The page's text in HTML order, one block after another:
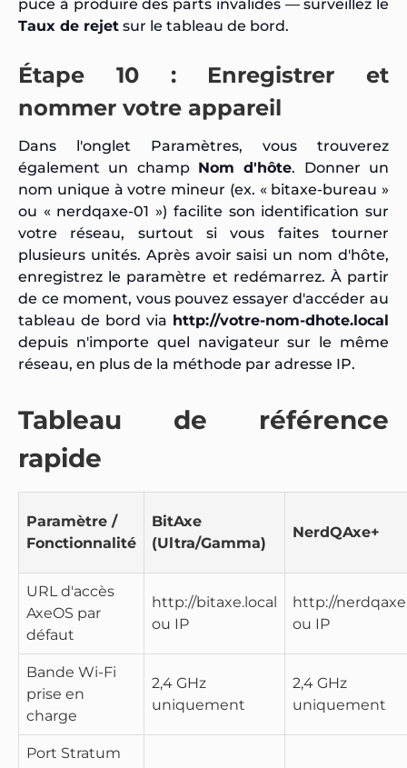
puce à produire des parts invalides — surveillez le
Taux de rejet sur le tableau de bord.
Étape 10 : Enregistrer et
nommer votre appareil
Dans l'onglet Paramètres, vous trouverez
également un champ Nom d'hôte. Donner un
nom unique à votre mineur (ex. « bitaxe-bureau »
ou « nerdqaxe-01 ») facilite son identification sur
votre réseau, surtout si vous faites tourner
plusieurs unités. Après avoir saisi un nom d'hôte,
enregistrez le paramètre et redémarrez. À partir
de ce moment, vous pouvez essayer d'accéder au
tableau de bord via http://votre-nom-dhote.local
depuis n'importe quel navigateur sur le même
réseau, en plus de la méthode par adresse IP.
Tableau de référence
rapide
Paramètre /
Fonctionnalité
BitAxe
(Ultra/Gamma)
NerdQAxe+
URL d'accès
AxeOS par
défaut
http://bitaxe.local
ou IP
http://
ou IP
Bande Wi-Fi
prise en
charge
2,4 GHz
uniquement
2,4 GHz
uniquement
Port Stratum